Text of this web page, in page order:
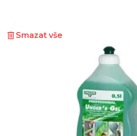
Smazat vše